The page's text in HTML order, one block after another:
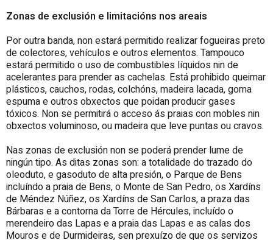
Zonas de exclusión e limitacións nos areais
Por outra banda, non estará permitido realizar fogueiras preto
de colectores, vehículos e outros elementos. Tampouco
estará permitido o uso de combustibles líquidos nin de
acelerantes para prender as cachelas. Está prohibido queimar
plásticos, cauchos, rodas, colchóns, madeira lacada, goma
espuma e outros obxectos que poidan producir gases
tóxicos. Non se permitirá o acceso ás praias con mobles nin
obxectos voluminoso, ou madeira que leve puntas ou cravos.
Nas zonas de exclusión non se poderá prender lume de
ningún tipo. As ditas zonas son: a totalidade do trazado do
oleoduto, e gasoduto de alta presión, o Parque de Bens
incluíndo a praia de Bens, o Monte de San Pedro, os Xardíns
de Méndez Núñez, os Xardíns de San Carlos, a praza das
Bárbaras e a contorna da Torre de Hércules, incluído o
merendeiro das Lapas e a praia das Lapas e as calas dos
Mouros e de Durmideiras, sen prexuízo de que os servizos